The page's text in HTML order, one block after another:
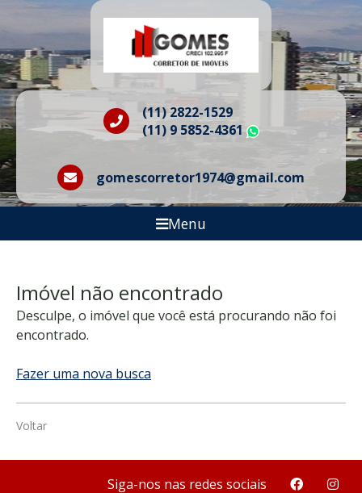
(11) 2822-1529
(11) 9 5852-4361
WhatsApp
gomescorretor1974@gmail.com
Menu
Imóvel não encontrado
Desculpe, o imóvel que você está procurando não foi
encontrado.
Fazer uma nova busca
Voltar
Siga-nos nas redes sociais